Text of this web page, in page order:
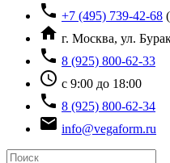
phone +7 (495) 739-42-68
home г. Москва, ул.
phone 8 (925) 800-62-33
access_time с 9:00 до 18:00
phone 8 (925) 800-62-34
email info@vegaform.ru